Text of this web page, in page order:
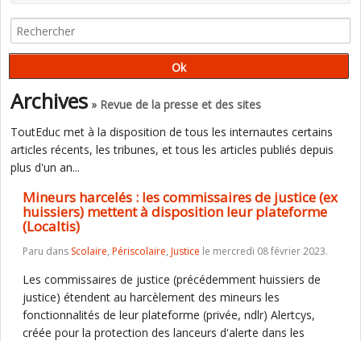
METTENT À DISPOSITION LEUR PLATEFORME (LOCALTIS)
Archives » Revue de la presse et des sites
ToutEduc met à la disposition de tous les internautes certains
articles récents, les tribunes, et tous les articles publiés depuis
plus d'un an...
Mineurs harcelés : les commissaires de justice (ex
huissiers) mettent à disposition leur plateforme
(Localtis)
Paru dans Scolaire, Périscolaire, Justice le mercredi 08 février 2023.
Les commissaires de justice (précédemment huissiers de
justice) étendent au harcèlement des mineurs les
fonctionnalités de leur plateforme (privée, ndlr) Alertcys,
créée pour la protection des lanceurs d'alerte dans les